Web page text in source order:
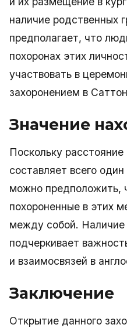
наличие родственных
предполагает, что
похоронах этих
участвовать в
захоронением в
Значение
Поскольку
составляет всего
можно предположить,
похороненные в этих
между собой. Наличие
подчеркивает
и взаимосвязей в
Заключение
Открытие данного